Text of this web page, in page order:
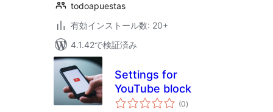
todoapuestas
有効インストール数: 20+
4.1.42で検証済み
Settings for
YouTube block
(0個
の)